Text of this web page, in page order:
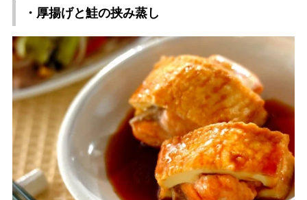
・厚揚げと鮭の挟み蒸し